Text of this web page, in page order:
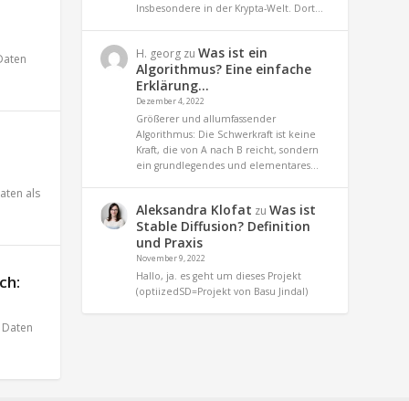
als
Daten
Insbesondere in der Krypta-Welt. Dort…
H. georg zuWas ist ein
Algorithmus? Eine einfache
Erklärung…
Dezember 4, 2022
Größerer und allumfassender
Algorithmus: Die Schwerkraft ist keine
Kraft, die von A nach B reicht, sondern
ein grundlegendes und elementares…
Aleksandra Klofat zuWas ist
Stable Diffusion? Definition
und Praxis
November 9, 2022
Hallo, ja. es geht um dieses Projekt
(optiizedSD=Projekt von Basu Jindal)